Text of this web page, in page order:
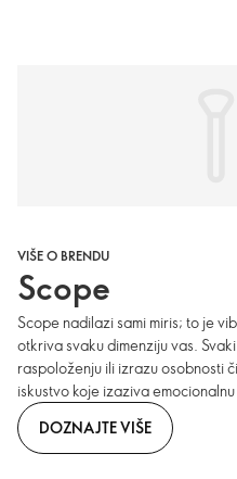
VIŠE O BRENDU
Scope
Scope nadilazi sami miris; to je
otkriva svaku dimenziju vas.
raspoloženju ili izrazu osobnosti
iskustvo koje izaziva
DOZNAJTE VIŠE